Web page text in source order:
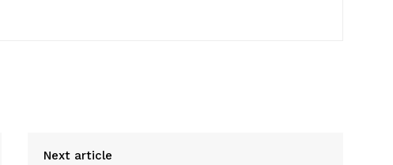
Next article